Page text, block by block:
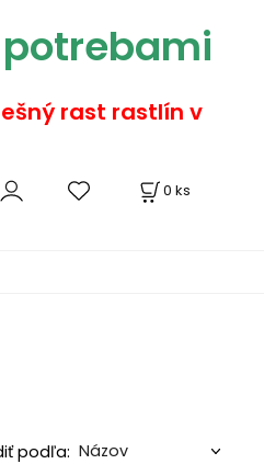
rast rastlín v
0 ks
podľa: